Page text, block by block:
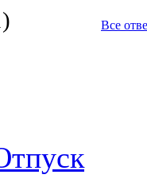
Все